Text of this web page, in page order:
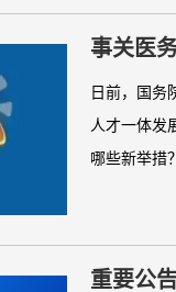
事关医
日前，国务
人才一体
哪些新举措
重要公